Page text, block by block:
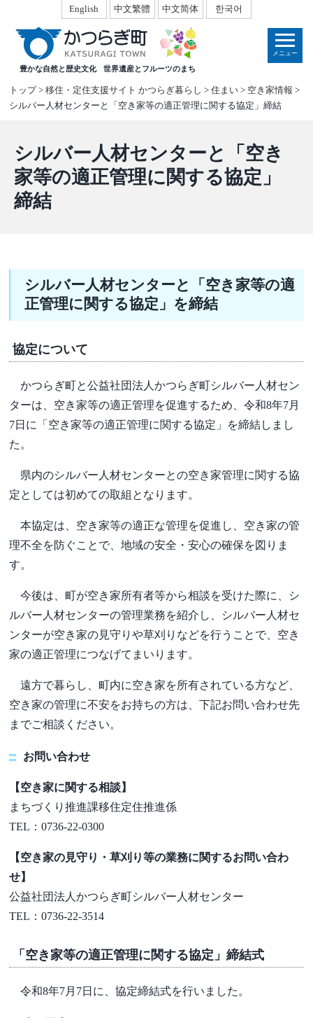
豊かな自然と歴史文化 世界遺産とフルーツのまち
English 中文繁體 中文简体 한국어
メニュー
トップ>移住・定住支援サイト かつらぎ暮らし >住まい > 空き家情報 >
シルバー人材センターと「空き家等の適正管理に関する協定」締結
シルバー人材センターと「空き
家等の適正管理に関する協定」
締結
シルバー人材センターと「空き家等の適
正管理に関する協定」を締結
協定について
かつらぎ町と公益社団法人かつらぎ町シルバー人材セン
ターは、空き家等の適正管理を促進するため、令和8年7月
7日に「空き家等の適正管理に関する協定」を締結しまし
た。
県内のシルバー人材センターとの空き家管理に関する協
定としては初めての取組となります。
本協定は、空き家等の適正な管理を促進し、空き家の管
理不全を防ぐことで、地域の安全・安心の確保を図りま
す。
今後は、町が空き家所有者等から相談を受けた際に、シ
ルバー人材センターの管理業務を紹介し、シルバー人材セ
ンターが空き家の見守りや草刈りなどを行うことで、空き
家の適正管理につなげてまいります。
遠方で暮らし、町内に空き家を所有されている方など、
空き家の管理に不安をお持ちの方は、下記お問い合わせ先
までご相談ください。
お問い合わせ
【空き家に関する相談】
まちづくり推進課移住定住推進係
TEL：0736-22-0300
【空き家の見守り・草刈り等の業務に関するお問い合わ
せ】
公益社団法人かつらぎ町シルバー人材センター
TEL：0736-22-3514
「空き家等の適正管理に関する協定」締結式
令和8年7月7日に、協定締結式を行いました。